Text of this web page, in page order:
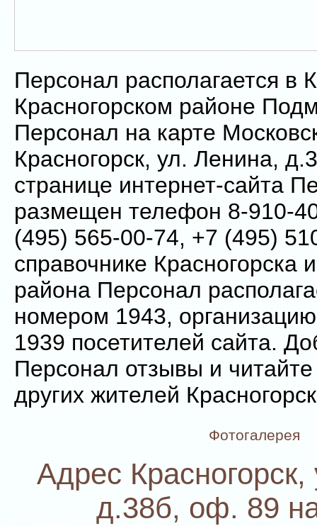
Персонал располагается в
Красногорском районе
Персонал на карте
Красногорск, ул. Ленина,
странице интернет-сайта
размещен телефон 8-910-
(495) 565-00-74, +7 (495)
справочнике Красногорска
района Персонал
номером 1943,
1939 посетителей сайта.
Персонал отзывы и
других жителей
Фотогалерея
Адрес
д.38б, оф. 89